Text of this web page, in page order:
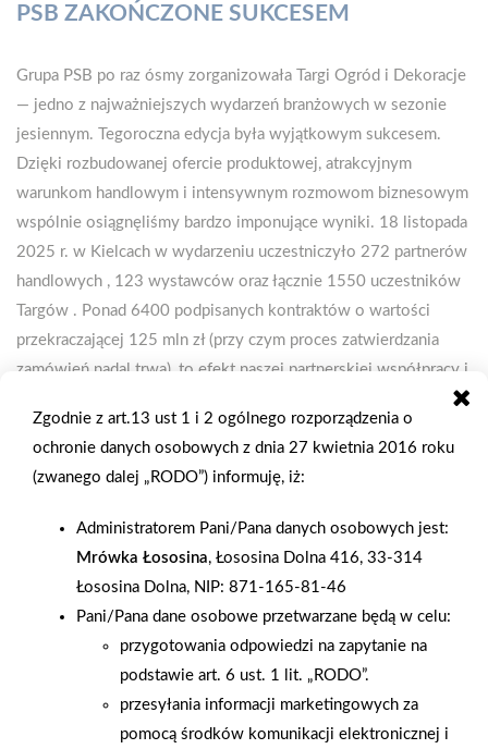
PSB ZAKOŃCZONE SUKCESEM
Grupa PSB po raz ósmy zorganizowała Targi Ogród i Dekoracje
— jedno z najważniejszych wydarzeń branżowych w sezonie
jesiennym. Tegoroczna edycja była wyjątkowym sukcesem.
Dzięki rozbudowanej ofercie produktowej, atrakcyjnym
warunkom handlowym i intensywnym rozmowom biznesowym
wspólnie osiągnęliśmy bardzo imponujące wyniki. 18 listopada
2025 r. w Kielcach w wydarzeniu uczestniczyło 272 partnerów
handlowych , 123 wystawców oraz łącznie 1550 uczestników
Targów . Ponad 6400 podpisanych kontraktów o wartości
przekraczającej 125 mln zł (przy czym proces zatwierdzania
zamówień nadal trwa), to efekt naszej partnerskiej współpracy i
Strefy Transformacji Cyfrowej na stoisku Centrali PSB. Przez
cały czas cieszyła się ona bardzo wysoką frekwencją, a
partnerzy PSB mogli porozmawiać z ekspertami w zakresie
Zgodnie z art.13 ust 1 i 2 ogólnego rozporządzenia o
ochronie danych osobowych z dnia 27 kwietnia 2016 roku
(zwanego dalej „RODO”) informuję, iż:
Administratorem Pani/Pana danych osobowych jest:
Mrówka Łososina, Łososina Dolna 416, 33-314
Łososina Dolna, NIP: 871-165-81-46
Pani/Pana dane osobowe przetwarzane będą w celu:
przygotowania odpowiedzi na zapytanie na
podstawie art. 6 ust. 1 lit. „RODO”.
przesyłania informacji marketingowych za
pomocą środków komunikacji elektronicznej i